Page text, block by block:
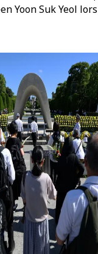
Yoon Suk Yeol